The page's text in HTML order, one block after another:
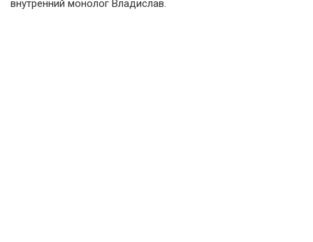
внутренний монолог Владислав.